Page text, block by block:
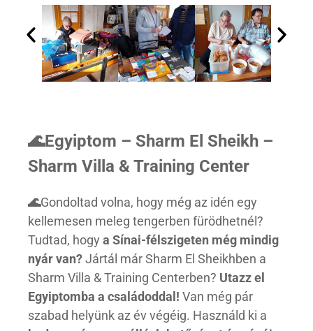
🌊Egyiptom – Sharm El Sheikh –
Sharm Villa & Training Center
🌊Gondoltad volna, hogy még az idén egy
kellemesen meleg tengerben fürödhetnél?
Tudtad, hogy a Sínai-félszigeten még mindig
nyár van?Jártál már Sharm El Sheikhben a
Sharm Villa & Training Centerben? Utazz el
Egyiptomba a családoddal! Van még pár
szabad helyünk az év végéig. Használd ki a